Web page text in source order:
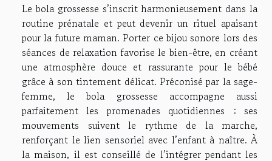
Le bola grossesse s’inscrit harmonieusement dans la
routine prénatale et peut devenir un rituel apaisant
pour la future maman. Porter ce bijou sonore lors des
séances de relaxation favorise le bien-être, en créant
une atmosphère douce et rassurante pour le bébé
grâce à son tintement délicat. Préconisé par la sage-
femme, le bola grossesse accompagne aussi
parfaitement les promenades quotidiennes : ses
mouvements suivent le rythme de la marche,
renforçant le lien sensoriel avec l’enfant à naître. À
la maison, il est conseillé de l’intégrer pendant les